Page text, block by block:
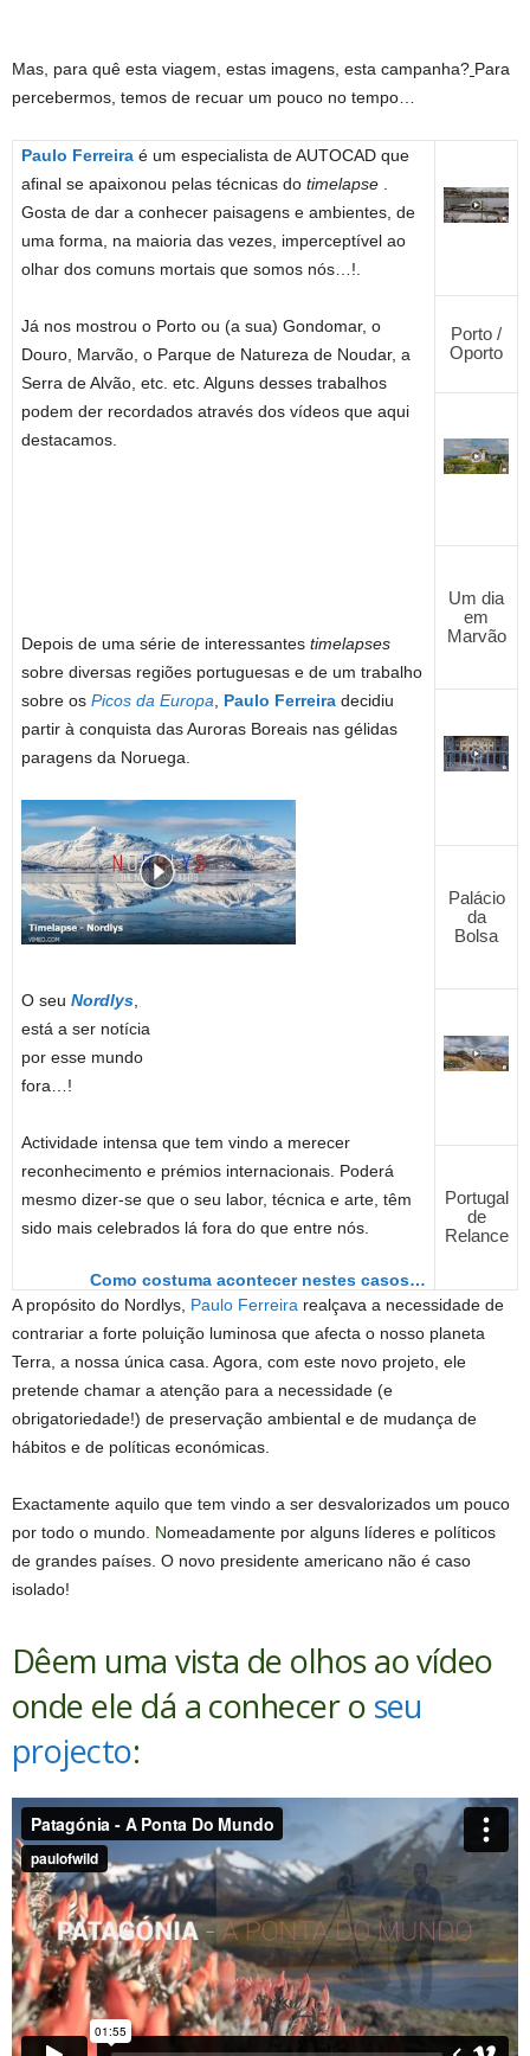
Mas, para quê esta viagem, estas imagens, esta campanha? Para
percebermos, temos de recuar um pouco no tempo…
Paulo Ferreira é um especialista de AUTOCAD que
afinal se apaixonou pelas técnicas dotimelapse
Gosta de dar a conhecer paisagens e ambientes, de
uma forma, na maioria das vezes, imperceptível ao
olhar dos comuns mortais que somos nós…!.
Já nos mostrou o Porto ou (a sua) Gondomar, o
Douro, Marvão, o Parque de Natureza de Noudar, a
Serra de Alvão, etc. etc. Alguns desses trabalhos
podem der recordados através dos vídeos que aqui
destacamos.
Depois de uma série de interessantes timelapses
sobre diversas regiões portuguesas e de um trabalho
sobre osPicos da Europa Paulo Ferreira decidiu
partir à conquista das Auroras Boreais nas gélidas
paragens da Noruega.
O seuNordlys
está a ser notícia
por esse mundo
fora…!
Actividade intensa que tem vindo a merecer
reconhecimento e prémios internacionais. Poderá
mesmo dizer-se que o seu labor, técnica e arte, têm
sido mais celebrados lá fora do que entre nós.
Como costuma acontecer nestes casos…
Porto /
Oporto
Um dia
em
Marvão
Palácio
da
Bolsa
Portugal
de
Relance
A propósito do Nordlys, Paulo Ferreira realçava a necessidade de
contrariar a forte poluição luminosa que afecta o nosso planeta
Terra, a nossa única casa. Agora, com este novo projeto, ele
pretende chamar a atenção para a necessidade (e
obrigatoriedade!) de preservação ambiental e de mudança de
hábitos e de políticas económicas.
Exactamente aquilo que tem vindo a ser desvalorizados um pouco
por todo o mundo . Nomeadamente por alguns líderes e políticos
de grandes países. O novo presidente americano não é caso
isolado!
Dêem uma vista de olhos ao vídeo
onde ele dá a conhecer o seu
projecto: